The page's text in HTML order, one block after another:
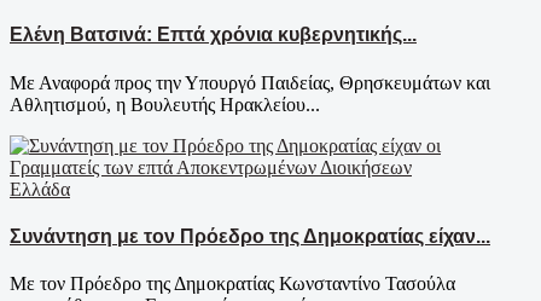
Ελένη Βατσινά: Επτά χρόνια κυβερνητικής...
Με Αναφορά προς την Υπουργό Παιδείας, Θρησκευμάτων και
Αθλητισμού, η Βουλευτής Ηρακλείου...
Ελλάδα
Συνάντηση με τον Πρόεδρο της Δημοκρατίας είχαν...
Με τον Πρόεδρο της Δημοκρατίας Κωνσταντίνο Τασούλα